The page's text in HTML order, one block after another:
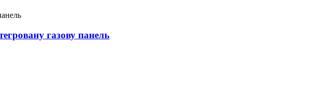
газову панель